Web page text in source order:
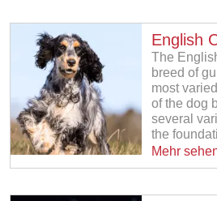
English
The
breed of
most
of the dog
several
the
Mehr